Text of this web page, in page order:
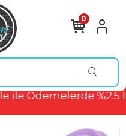
ile Ödemelerde %2.5
0